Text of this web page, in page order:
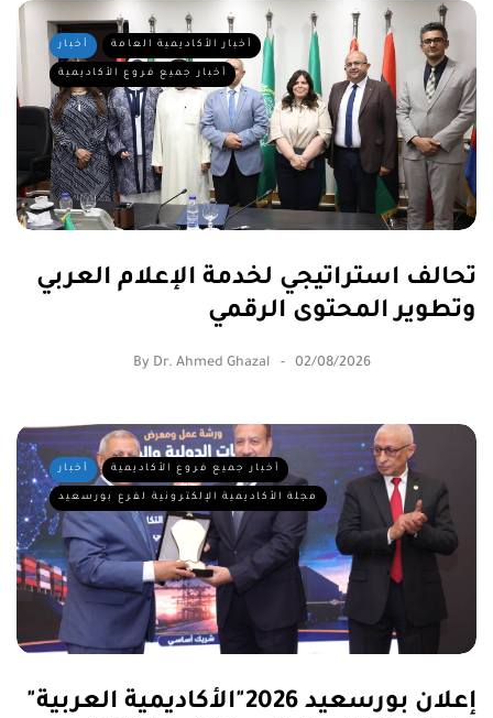
أخبار أخبار الأكاديمية العامة
أخبار جميع فروع الأكاديمية
تحالف استراتيجي لخدمة الإعلام العربي
وتطوير المحتوى الرقمي
By Dr. Ahmed Ghazal 02/08/2026
أخبار أخبار جميع فروع الأكاديمية
مجلة الأكاديمية الإلكترونية لفرع بورسعيد
إعلان بورسعيد 2026"الأكاديمية العربية"